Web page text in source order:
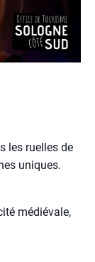
les ruelles de
uniques.
médiévale,